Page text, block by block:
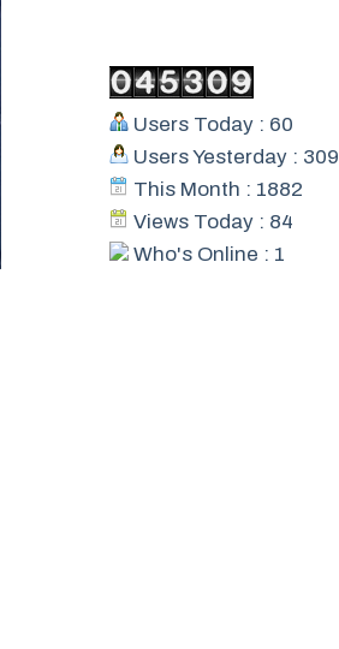
Users Today : 60
Users Yesterday : 309
This Month : 1882
Views Today : 84
Who's Online : 1